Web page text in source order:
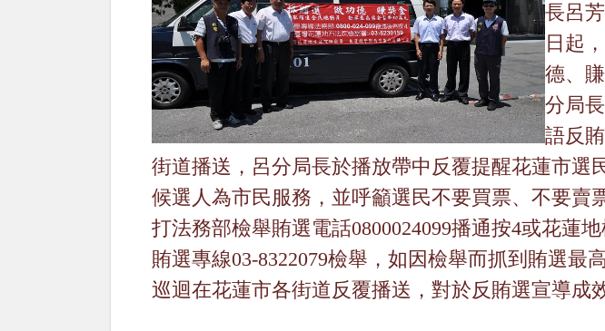
長呂
日起
德、
分局
語反
街道播送，呂分局長於播放帶中反覆提醒花蓮市
候選人為市民服務，並呼籲選民不要買票、不要
打法務部檢舉賄選電話0800024099播通按4或花蓮
賄選專線03-8322079檢舉，如因檢舉而抓到賄選最
巡迴在花蓮市各街道反覆播送，對於反賄選宣導成